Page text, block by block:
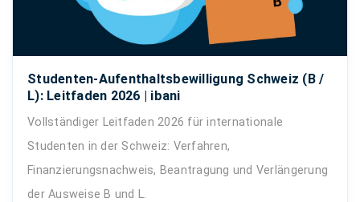
Studenten-Aufenthaltsbewilligung Schweiz (B /
L): Leitfaden 2026 | ibani
Vollständiger Leitfaden 2026 für internationale
Studenten in der Schweiz: Verfahren,
Finanzierungsnachweis, Beantragung und Verlängerung
der Ausweise B und L.